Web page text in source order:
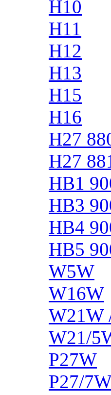
H10
H11
H12
H13
H15
H16
H27
H27
HB1
HB3
HB4
HB5
W5W
W16W
W21W
W21/
P27W
P27/